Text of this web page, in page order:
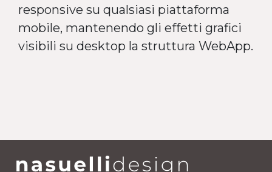
responsive su qualsiasi piattaforma
mobile, mantenendo gli effetti grafici
visibili su desktop la struttura WebApp.